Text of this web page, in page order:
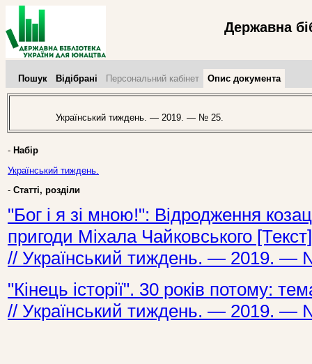
Державна
Пошук Відібрані Персональний кабінет Опис документа
Український тиждень. — 2019. — № 25.
- Набір
Український тиждень.
- Статті, розділи
"Бог і я зі мною!": Відродження
пригоди Міхала Чайковського
// Український тиждень. — 2019.
"Кінець історії". 30 років потому:
// Український тиждень. — 2019.